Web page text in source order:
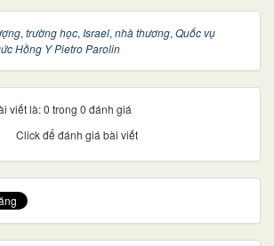
, trường học, Israel, nhà thương, Quốc vụ
Hồng Y Pietro Parolin
viết là: 0 trong 0 đánh giá
Click để đánh giá bài viết